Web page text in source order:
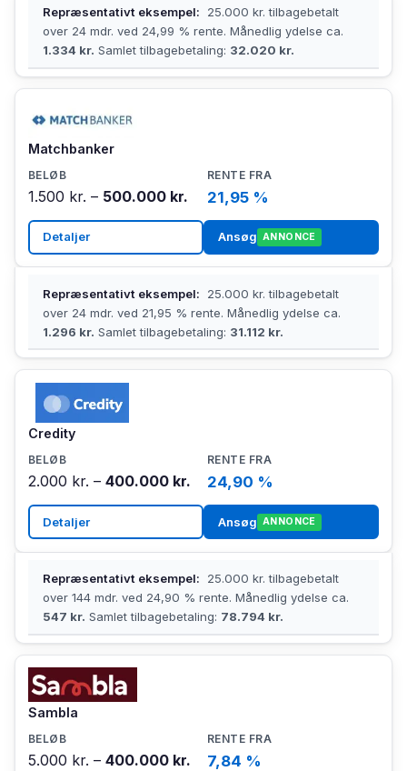
Repræsentativt eksempel:
25.000 kr. tilbagebetalt
over 24 mdr. ved 24,99 % rente. Månedlig ydelse ca.
1.334 kr. Samlet tilbagebetaling: 32.020 kr.
Matchbanker
1.500 kr. – 500.000 kr. 21,95 %
Detaljer Ansøg ANNONCE
Repræsentativt eksempel:
25.000 kr. tilbagebetalt
over 24 mdr. ved 21,95 % rente. Månedlig ydelse ca.
1.296 kr. Samlet tilbagebetaling: 31.112 kr.
Credity
2.000 kr. – 400.000 kr. 24,90 %
Detaljer Ansøg ANNONCE
Repræsentativt eksempel:
25.000 kr. tilbagebetalt
over 144 mdr. ved 24,90 % rente. Månedlig ydelse ca.
547 kr. Samlet tilbagebetaling: 78.794 kr.
Sambla
5.000 kr. – 400.000 kr. 7,84 %